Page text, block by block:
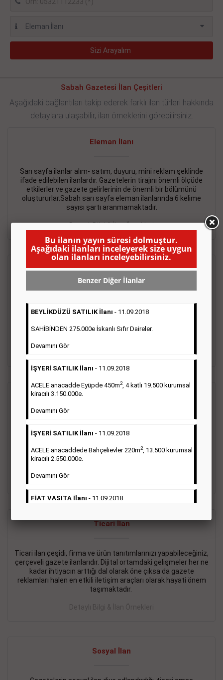
Sabah Gazetesi İlan Çeşitleri
Aşağıdaki bağlantıları takip ederek farklı ilan türleri hakkında
detaylara ulaşabilir, ilan örneklerini görebilirsiniz.
Eleman İlanı
Sarı sayfa ilanlar alım- satım, duyuru, mini reklam şeklinde
ifade edilebilen ilanlardır. Gazetelerin tirajını önemli ölçüde
etkilerler ve gazete gelirlerinin de önemli bir bölümünü
oluştururlar.Sabah sarı sayfa eleman ilanlarında 6 kelime
sayısı şartı aranmamaktadır.
Detaylı Bilgi & İlan Örnekleri
Emlak İlanı
ifade edilebilen ilanlardır. Gazetelerin tirajını önemli ölçüde
etkilerler ve gazete gelirlerinin de önemli bir bölümünü
oluştururlar.Sabah sarı sayfa eleman ilanlarında 6 kelime
Sarı sayfa ilanlar alım- satım, duyuru, mini reklam şeklinde
ifade edilebilen ilanlardır. Gazetelerin tirajını önemli ölçüde
oluştururlar.Sabah sarı sayfa eleman ilanlarında 6 kelime
sayısı şartı aranmamaktadır.
Ticari İlan
Ticari ilan çeşidi, firma ve ürün tanıtımlarınızı yapabileceğiniz,
çerçeveli gazete ilanlarıdır. Dijital ortamdaki gelişmeler her ne
kadar ihtiyacın arttığı dal olarak öne çıksa da gazete
reklamları halen en etkili iletişim araçları olarak hayati önem
taşımaktadır.
Detaylı Bilgi & İlan Örnekleri
Sosyal İlan
Bu ilanın yayın süresi dolmuştur.
Aşağıdaki ilanları inceleyerek size uygun
olan ilanları inceleyebilirsiniz.
Benzer Diğer İlanlar
BEYLİKDÜZÜ SATILIK İlanı - 11.09.2018
SAHİBİNDEN 275.000e İskanlı Sıfır Daireler.
Devamını Gör
İŞYERİ SATILIK İlanı - 11.09.2018
ACELE anacadde Eyüpde 450m2, 4 katlı 19.500 kurumsal
kiracılı 3.150.000e.
Devamını Gör
İŞYERİ SATILIK İlanı - 11.09.2018
ACELE anacaddede Bahçelievler 220m2, 13.500 kurumsal
kiracılı 2.550.000e.
Devamını Gör
FİAT VASITA İlanı - 11.09.2018
2.800.000e kurumsal mağaza.
BAKIRKÖY SATILIK İlanı- 11.09.2018
KARTALTEPEde kelepir 2+ 1 satılık daire
İŞYERİ KİRALIK İlanı- 11.09.2018